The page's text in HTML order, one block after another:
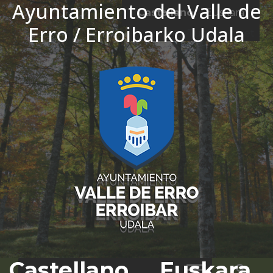
Ayuntamiento del Valle de
Erro / Erroibarko Udala
Ir al contenido
Castellano
Euskara
El tiempo - Tutiempo.net